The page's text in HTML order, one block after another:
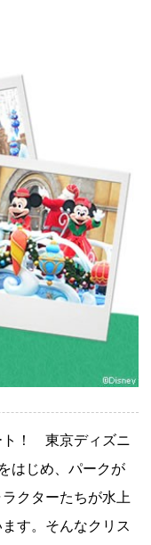
ト！ 東京ディズニ
はじめ、パークが
クターたちが水上
す。そんなクリス